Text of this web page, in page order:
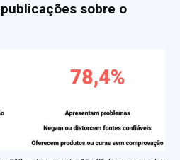
sobre o